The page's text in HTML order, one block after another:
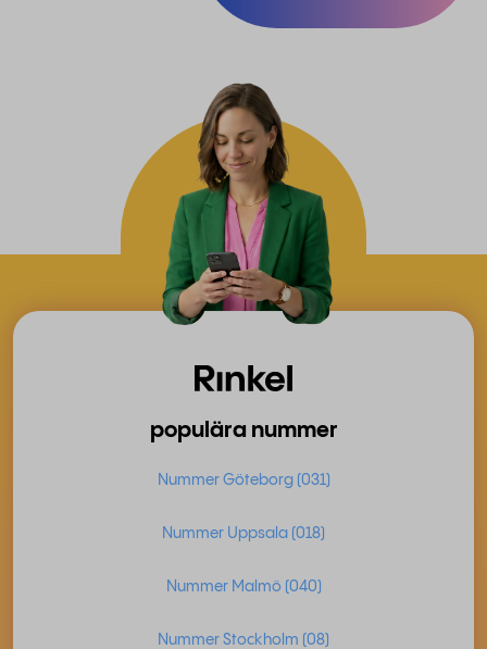
populära nummer
Nummer Göteborg (031)
Nummer Uppsala (018)
Nummer Malmö (040)
Nummer Stockholm (08)